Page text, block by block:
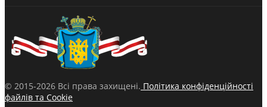
© 2015-2026 Всі права захищені. Політика конфіденційності
файлів та Cookie